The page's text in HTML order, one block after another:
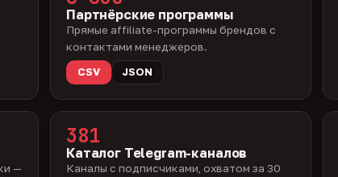
Партнёрские программы
Прямые affiliate-программы брендов с
контактами менеджеров.
CSV
JSON
—
381
Каталог Telegram-каналов
Каналы с подписчиками, охватом за 30